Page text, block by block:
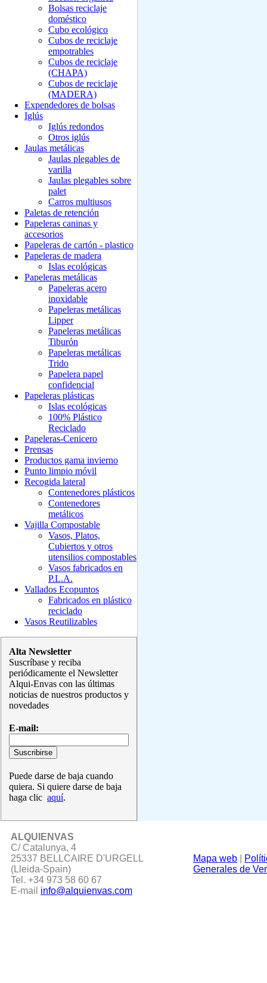
Bolsas reciclaje
doméstico
Cubo ecológico
Cubos de reciclaje
empotrables
Cubos de reciclaje
(CHAPA)
Cubos de reciclaje
(MADERA)
Expendedores de bolsas
Iglús
Iglús redondos
Otros iglús
Jaulas metálicas
Jaulas plegables de
varilla
Jaulas plegables sobre
palet
Carros multiusos
Paletas de retención
Papeleras caninas y
accesorios
Papeleras de cartón - plastico
Papeleras de madera
Islas ecológicas
Papeleras metálicas
Papeleras acero
inoxidable
Papeleras metálicas
Lipper
Papeleras metálicas
Tiburón
Papeleras metálicas
Trido
Papelera papel
confidencial
Papeleras plásticas
Islas ecológicas
100% Plástico
Reciclado
Papeleras-Cenicero
Prensas
Productos gama invierno
Punto limpio móvil
Recogida lateral
Contenedores plásticos
Contenedores
metálicos
Vajilla Compostable
Vasos, Platos,
Cubiertos y otros
utensilios compostables
Vasos fabricados en
P.L.A.
Vallados Ecopuntos
Fabricados en plástico
reciclado
Vasos Reutilizables
Alta Newsletter
Suscríbase y reciba
periódicamente el Newsletter
Alqui-Envas con las últimas
noticias de nuestros productos y
novedades
E-mail:
Puede darse de baja cuando
quiera. Si quiere darse de baja
haga clic aquí.
ALQUIENVAS
C/ Catalunya, 4
25337 BELLCAIRE D'URGELL
(Lleida-Spain)
Tel. +34 973 58 60 67
E-mail info@alquienvas.com
Mapa web
Generales de